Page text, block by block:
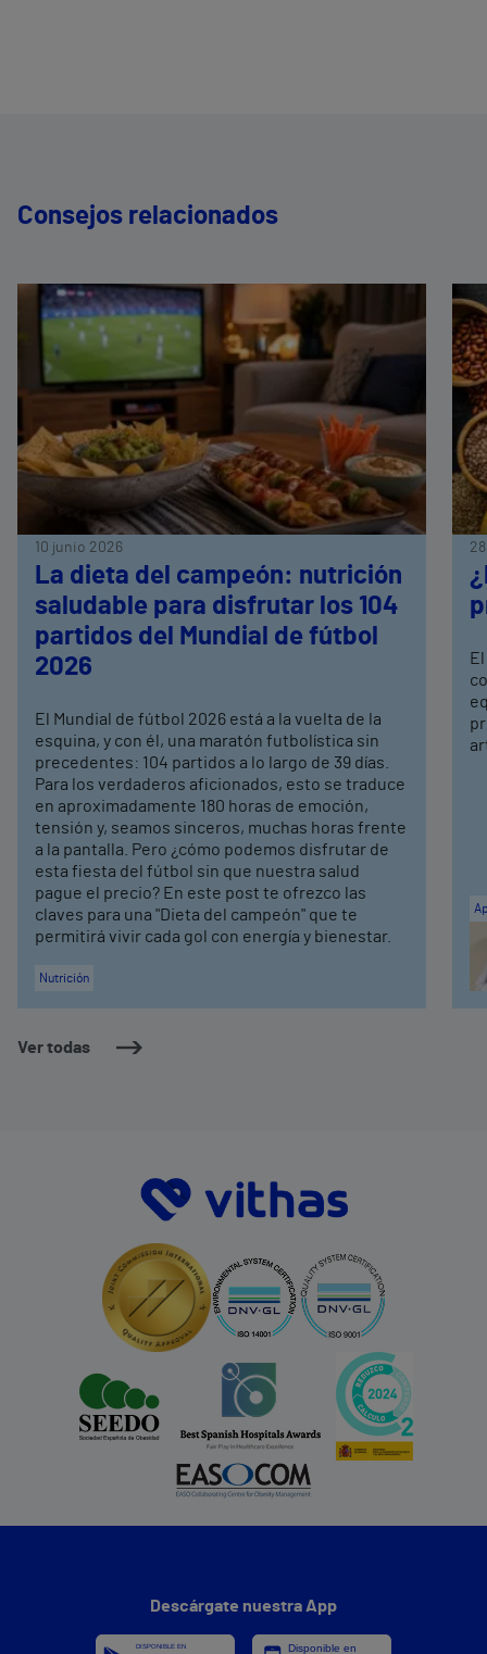
Consejos relacionados
Ver todas
10 junio 2026
La dieta del campeón: nutrición
saludable para disfrutar los 104
partidos del Mundial de fútbol
2026
El Mundial de fútbol 2026 está a la vuelta de la
esquina, y con él, una maratón futbolística sin
precedentes: 104 partidos a lo largo de 39 días.
Para los verdaderos aficionados, esto se traduce
en aproximadamente 180 horas de emoción,
tensión y, seamos sinceros, muchas horas frente
a la pantalla. Pero ¿cómo podemos disfrutar de
esta fiesta del fútbol sin que nuestra salud
pague el precio? En este post te ofrezco las
claves para una "Dieta del campeón" que te
permitirá vivir cada gol con energía y bienestar.
Nutrición
Descárgate nuestra App